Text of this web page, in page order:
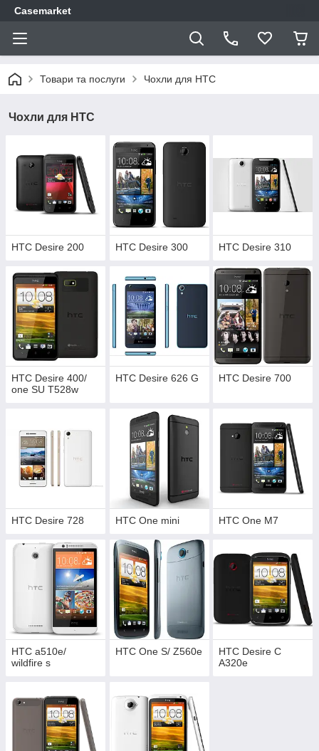
Casemarket
Товари та послуги Чохли для HTC
Чохли для HTC
HTC Desire 200 HTC Desire 300 HTC Desire 310
HTC Desire 400/
one SU T528w
HTC Desire 626 G HTC Desire 700
HTC Desire 728 HTC One mini HTC One M7
HTC a510e/
wildfire s
HTC One S/ Z560e
HTC Desire C
A320e